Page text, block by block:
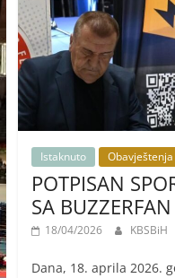
Istaknuto Obavještenja
POTPISAN
SA
18/04/2026 KBSBiH
Dana, 18. aprila 2026.